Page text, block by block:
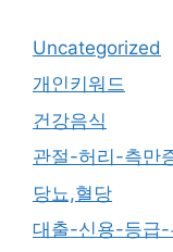
Uncategorized
개인키워드
건강음식
관절-허리-측만
당뇨,혈당
대출-신용-등급